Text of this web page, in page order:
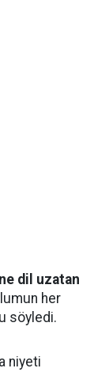
dil uzatan
her
söyledi.
niyeti